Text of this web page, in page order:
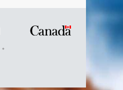
Symbole